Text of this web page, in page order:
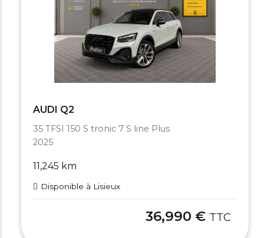
AUDI Q2
35 TFSI 150 S tronic 7 S line Plus
2025
11,245 km
Disponible à Lisieux
36,990 € TTC